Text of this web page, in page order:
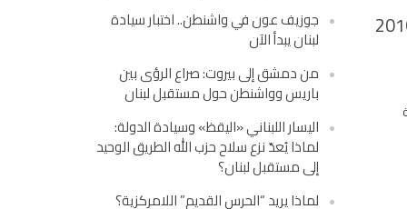
جوزيف عون في واشنطن.. اختبار سيادة
لبنان يبدأ الآن
من دمشق إلى بيروت: صراع الرؤى بين
باريس وواشنطن حول مستقبل لبنان
اليسار اللبناني «اليقظ» وسيادة الدولة:
لماذا يُعدّ نزع سلاح حزب الله الطريق الوحيد
إلى مستقبل لبنان؟
لماذا يريد “الحرس القديم” اللامركزية؟